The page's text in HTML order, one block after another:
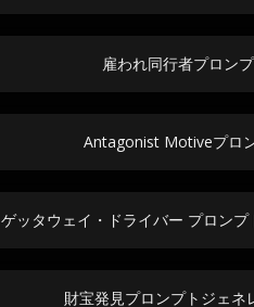
雇われ同行者プロン
Antagonist Motiveプロ
ゲッタウェイ・ドライバー プロンプ
財宝発見プロンプトジェネ